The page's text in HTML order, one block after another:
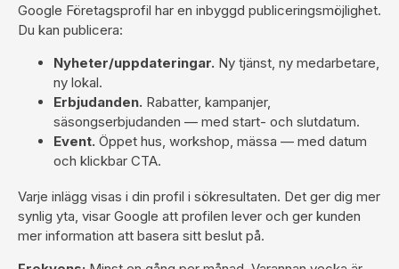
Google Företagsprofil har en inbyggd publiceringsmöjlighet.
Du kan publicera:
Nyheter/uppdateringar. Ny tjänst, ny medarbetare,
ny lokal.
Erbjudanden. Rabatter, kampanjer,
säsongserbjudanden — med start- och slutdatum.
Event. Öppet hus, workshop, mässa — med datum
och klickbar CTA.
Varje inlägg visas i din profil i sökresultaten. Det ger dig mer
synlig yta, visar Google att profilen lever och ger kunden
mer information att basera sitt beslut på.